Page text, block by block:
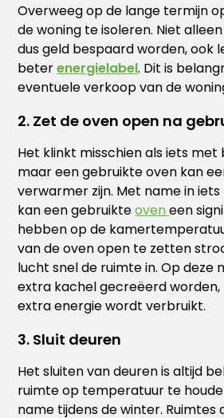
Overweeg op de lange termijn
de woning te isoleren. Niet
dus geld bespaard worden, ook
beterenergielabel. Dit is
eventuele verkoop van de
2. Zet de oven open na
Het klinkt misschien als iets
maar een gebruikte oven kan
verwarmer zijn. Met name in
kan een gebruikteoveneen
hebben op de
van de oven open te zetten
lucht snel de ruimte in. Op deze
extra kachel gecreëerd
extra energie wordt verbruikt.
3. Sluit deuren
Het sluiten van deuren is altijd
ruimte op temperatuur te
name tijdens de winter. Ruimtes